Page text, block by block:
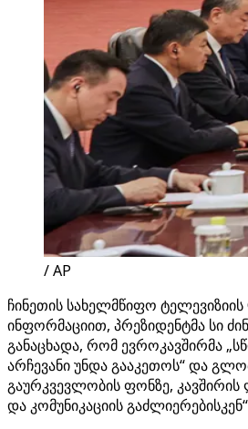
/ AP
ჩინეთის სახელმწიფო ტელევიზიის
ინფორმაციით, პრეზიდენტმა სი
განაცხადა, რომ ევროკავშირმა
არჩევანი უნდა გააკეთოს“ და
გაურკვევლობის ფონზე,
და კომუნიკაციის